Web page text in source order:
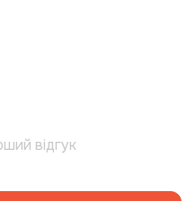
відгук